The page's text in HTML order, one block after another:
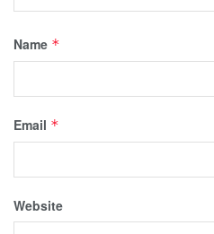
Name *
Email *
Website